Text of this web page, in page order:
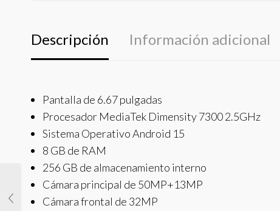
Descripción Información adicional
Pantalla de 6.67 pulgadas
Procesador MediaTek Dimensity 7300 2.5GHz
Sistema Operativo Android 15
8 GB de RAM
256 GB de almacenamiento interno
Cámara principal de 50MP+13MP
Cámara frontal de 32MP